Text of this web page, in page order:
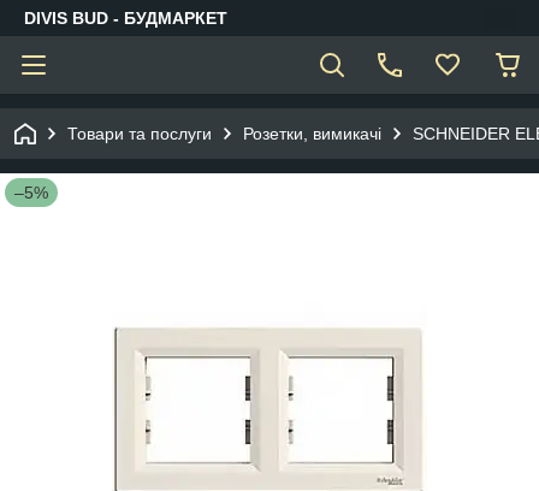
DIVIS BUD - БУДМАРКЕТ
Товари та послуги Розетки, вимикачі SCHNEIDER
–5%